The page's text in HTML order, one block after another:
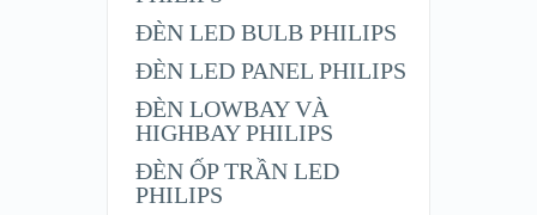
ĐÈN LED BULB PHILIPS
ĐÈN LED PANEL PHILIPS
ĐÈN LOWBAY VÀ
HIGHBAY PHILIPS
ĐÈN ỐP TRẦN LED
PHILIPS